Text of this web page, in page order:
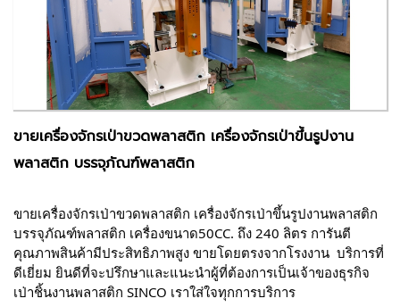
ขายเครื่องจักรเป่าขวดพลาสติก เครื่องจักรเป่าขึ้นรูปงาน
พลาสติก บรรจุภัณฑ์พลาสติก
ขายเครื่องจักรเป่าขวดพลาสติก เครื่องจักรเป่าขึ้นรูปงานพลาสติก
บรรจุภัณฑ์พลาสติก เครื่องขนาด50CC. ถึง 240 ลิตร การันตี
คุณภาพสินค้ามีประสิทธิภาพสูง ขายโดยตรงจากโรงงาน  บริการที่
ดีเยี่ยม ยินดีที่จะปรึกษาและแนะนำผู้ที่ต้องการเป็นเจ้าของธุรกิจ
เป่าชิ้นงานพลาสติก SINCO เราใส่ใจทุกการบริการ